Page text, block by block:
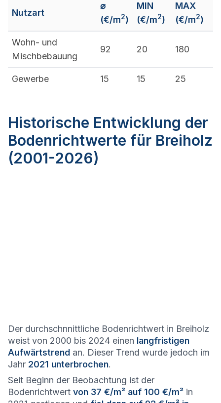
Nutzart
⌀
(€/m2)
MIN
(€/m2)
MAX
(€/m2)
Wohn- und
Mischbebauung
92 20 180
Gewerbe 15 15 25
Historische Entwicklung der
Bodenrichtwerte für Breiholz
(2001-2026)
Der durchschnnittliche Bodenrichtwert in Breiholz
weist von 2000 bis 2024 einen langfristigen
Aufwärtstrend an. Dieser Trend wurde jedoch im
Jahr 2021 unterbrochen.
Seit Beginn der Beobachtung ist der
Bodenrichtwert von 37 €/m² auf 100 €/m² in